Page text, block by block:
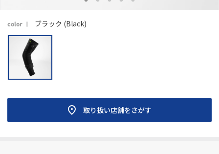
color ブラック (Black)
取り扱い店舗をさがす